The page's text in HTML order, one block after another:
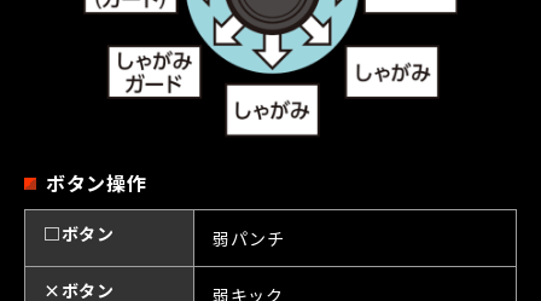
ボタン操作
□ボタン 弱パンチ
×ボタン 弱キック